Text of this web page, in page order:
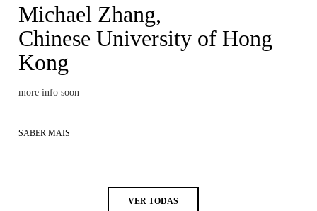
Michael Zhang,
Chinese University of Hong
Kong
more info soon
SABER MAIS
VER TODAS